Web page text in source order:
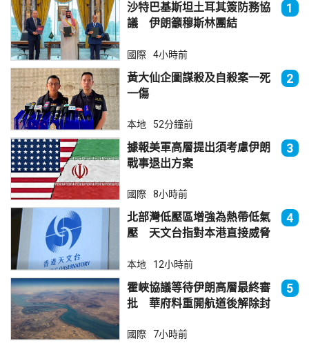
沙特巴基斯坦土耳其簽防務協
議 伊朗籲穆斯林團結
1
國際 4小時前
黃大仙企圖謀殺及自殺案一死
一傷
2
本地 52分鐘前
據報美軍高層提出須考慮伊朗
戰事退出方案
3
國際 8小時前
北部灣低壓區增強為熱帶低氣
壓 天文台指對本港直接威脅
4
本地 12小時前
霍峽協議等待伊朗高層最終審
批 華府料重開航道後解除封
5
國際 7小時前